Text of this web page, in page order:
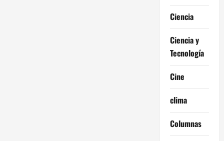
Ciencia
Ciencia y
Tecnología
Cine
clima
Columnas